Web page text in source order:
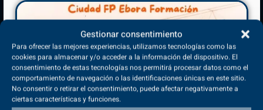
Gestionar consentimiento
Para ofrecer las mejores experiencias, utilizamos tecnologías como las
cookies para almacenar y/o acceder a la información del dispositivo. El
consentimiento de estas tecnologías nos permitirá procesar datos como el
comportamiento de navegación o las identificaciones únicas en este sitio.
No consentir o retirar el consentimiento, puede afectar negativamente a
ciertas características y funciones.
Matriculación Abierta
Sede Principal